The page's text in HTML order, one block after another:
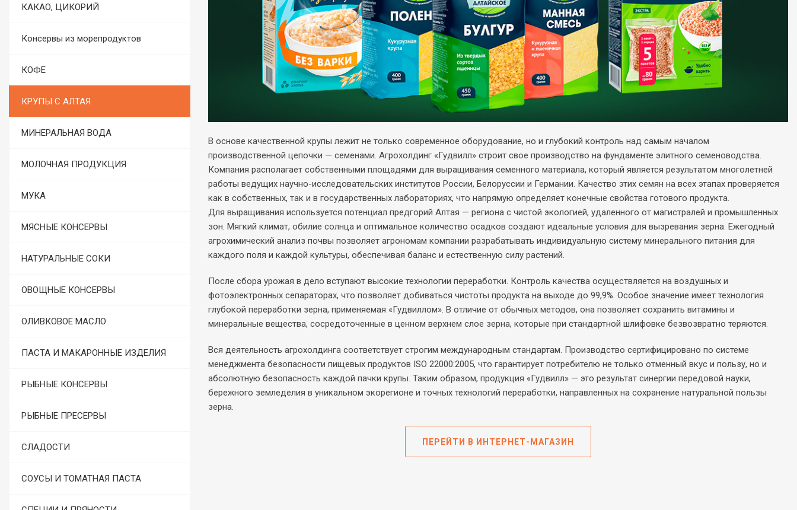
КАКАО, ЦИКОРИЙ
Консервы из морепродуктов
КОФЕ
КРУПЫ С АЛТАЯ
МИНЕРАЛЬНАЯ ВОДА
МОЛОЧНАЯ ПРОДУКЦИЯ
МУКА
МЯСНЫЕ КОНСЕРВЫ
НАТУРАЛЬНЫЕ СОКИ
ОВОЩНЫЕ КОНСЕРВЫ
ОЛИВКОВОЕ МАСЛО
ПАСТА И МАКАРОННЫЕ ИЗДЕЛИЯ
РЫБНЫЕ КОНСЕРВЫ
РЫБНЫЕ ПРЕСЕРВЫ
СЛАДОСТИ
СОУСЫ И ТОМАТНАЯ ПАСТА
В основе качественной крупы лежит не только современное оборудование, но и глубокий контроль над самым началом
производственной цепочки — семенами. Агрохолдинг «Гудвилл» строит свое производство на фундаменте элитного семеноводства.
Компания располагает собственными площадями для выращивания семенного материала, который является результатом многолетней
работы ведущих научно-исследовательских институтов России, Белоруссии и Германии. Качество этих семян на всех этапах проверяется
как в собственных, так и в государственных лабораториях, что напрямую определяет конечные свойства готового продукта.
Для выращивания используется потенциал предгорий Алтая — региона с чистой экологией, удаленного от магистралей и промышленных
зон. Мягкий климат, обилие солнца и оптимальное количество осадков создают идеальные условия для вызревания зерна. Ежегодный
агрохимический анализ почвы позволяет агрономам компании разрабатывать индивидуальную систему минерального питания для
каждого поля и каждой культуры, обеспечивая баланс и естественную силу растений.
После сбора урожая в дело вступают высокие технологии переработки. Контроль качества осуществляется на воздушных и
фотоэлектронных сепараторах, что позволяет добиваться чистоты продукта на выходе до 99,9%. Особое значение имеет технология
глубокой переработки зерна, применяемая «Гудвиллом». В отличие от обычных методов, она позволяет сохранить витамины и
минеральные вещества, сосредоточенные в ценном верхнем слое зерна, которые при стандартной шлифовке безвозвратно теряются.
Вся деятельность агрохолдинга соответствует строгим международным стандартам. Производство сертифицировано по системе
менеджмента безопасности пищевых продуктов ISO 22000:2005, что гарантирует потребителю не только отменный вкус и пользу, но и
абсолютную безопасность каждой пачки крупы. Таким образом, продукция «Гудвилл» — это результат синергии передовой науки,
бережного земледелия в уникальном экорегионе и точных технологий переработки, направленных на сохранение натуральной пользы
зерна.
ПЕРЕЙТИ В ИНТЕРНЕТ-МАГАЗИН